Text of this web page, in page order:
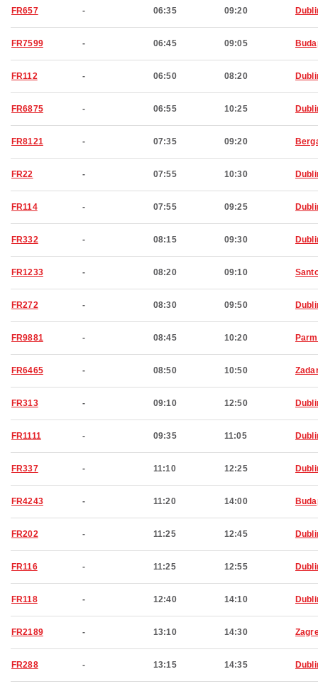
FR657 - 06:35 09:20
FR7599 - 06:45 09:05
FR112 - 06:50 08:20
FR6875 - 06:55 10:25
FR8121 - 07:35 09:20
FR22 - 07:55 10:30
FR114 - 07:55 09:25
FR332 - 08:15 09:30
FR1233 - 08:20 09:10
FR272 - 08:30 09:50
FR9881 - 08:45 10:20
FR6465 - 08:50 10:50
FR313 - 09:10 12:50
FR1111 - 09:35 11:05
FR337 - 11:10 12:25
FR4243 - 11:20 14:00
FR202 - 11:25 12:45
FR116 - 11:25 12:55
FR118 - 12:40 14:10
FR2189 - 13:10 14:30
FR288 - 13:15 14:35